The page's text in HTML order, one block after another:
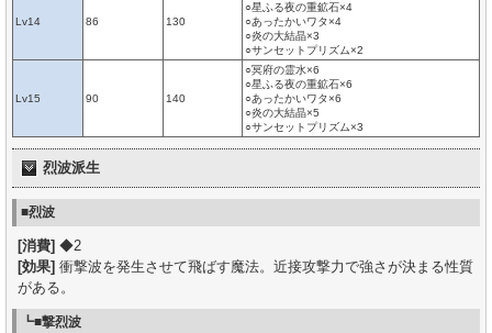
Lv14 86 130
○星ふる夜の重鉱石×4
○あったかいワタ×4
○炎の大結晶×3
○サンセットプリズム×2
Lv15 90 140
○冥府の霊水×6
○星ふる夜の重鉱石×6
○あったかいワタ×6
○炎の大結晶×5
○サンセットプリズム×3
烈波派生
■烈波
[消費] ◆2
[効果] 衝撃波を発生させて飛ばす魔法。近接攻撃力で強さが決まる性質
がある。
┗■撃烈波